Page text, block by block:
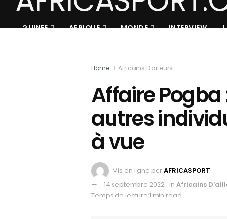
GUINEE AFRIQUE MONDE INTERVIEW
Home Africains D'ailleurs
Affaire
autres
à vue
Mis en ligne parAFRICASPORT
14 septembre 2022 in Africains
Temps de lecture:1 min read